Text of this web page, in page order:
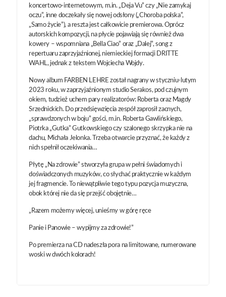
koncertowo-internetowym, m.in. „Deja Vu” czy „Nie zamykaj
oczu”, inne doczekały się nowej odsłony („Choroba polska”,
„Samo życie”), a reszta jest całkowicie premierowa. Oprócz
autorskich kompozycji, na płycie pojawiają się również dwa
kowery – wspomniana „Bella Ciao” oraz „Dalej”, song z
repertuaru zaprzyjaźnionej, niemieckiej formacji DRITTE
WAHL, jednak z tekstem Wojciecha Wojdy.
Nowy album FARBEN LEHRE został nagrany w styczniu-lutym
2023 roku, w zaprzyjaźnionym studio Serakos, pod czujnym
okiem, tudzież uchem pary realizatorów: Roberta oraz Magdy
Srzednickich. Do przedsięwzięcia zespół zaprosił zacnych,
„sprawdzonych w boju” gości, m.in. Roberta Gawlińskiego,
Piotrka „Gutka” Gutkowskiego czy szalonego skrzypka nie na
dachu, Michała Jelonka. Trzeba otwarcie przyznać, że każdy z
nich spełnił oczekiwania…
Płytę „Na zdrowie” stworzyła grupa w pełni świadomych i
doświadczonych muzyków, co słychać praktycznie w każdym
jej fragmencie. To niewątpliwie tego typu pozycja muzyczna,
obok której nie da się przejść obojętnie…
„Razem możemy więcej, unieśmy w górę ręce
Panie i Panowie – wypijmy za zdrowie!”
Po premierza na CD nadeszła pora na limitowane, numerowane
woski w dwóch kolorach!